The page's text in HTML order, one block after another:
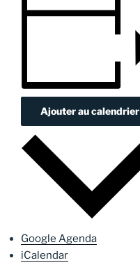
Ajouter au calendrier
Google Agenda
iCalendar